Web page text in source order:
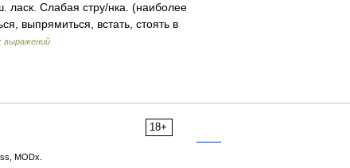
Слабая стру/нка. (наиболее
выпрямиться, встать, стоять в
выражений
18+
MODx.